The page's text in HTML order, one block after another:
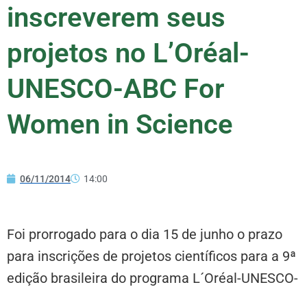
inscreverem seus
projetos no L’Oréal-
UNESCO-ABC For
Women in Science
06/11/2014 14:00
Foi prorrogado para o dia 15 de junho o prazo
para inscrições de projetos científicos para a 9ª
edição brasileira do programa L´Oréal-UNESCO-